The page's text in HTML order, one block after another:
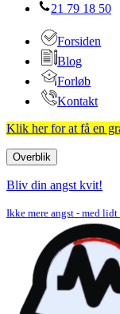
21 79 18 50
Forsiden
Blog
Forløb
Kontakt
Klik her for at få en
Overblik
Navigation
menu
Bliv din angst kvit!
Ikke mere angst - med